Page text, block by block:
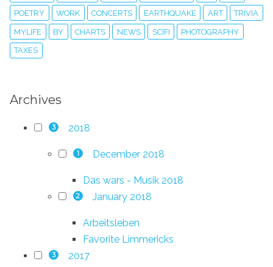
POETRY WORK CONCERTS EARTHQUAKE ART TRIVIA
MYLIFE BY CHARTS NEWS SCIFI PHOTOGRAPHY
TAXES
Archives
3 2018
1 December 2018
Das wars - Musik 2018
2 January 2018
Arbeitsleben
Favorite Limmericks
3 2017